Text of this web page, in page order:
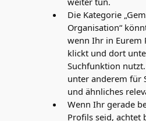
Die Kategorie
Organisation“
wenn Ihr in Eurem
klickt und dort
Suchfunktion
unter anderem für
und ähnliches
Wenn Ihr gerade
Profils seid, achtet